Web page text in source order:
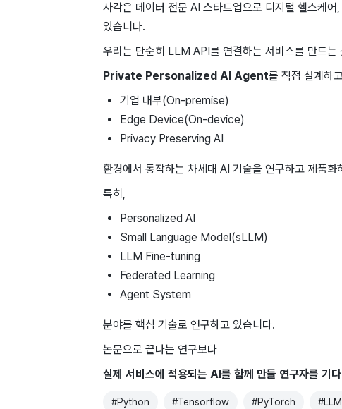
사각은 데이터 전문 AI 스타트업으로 디지털 헬스케어
있습니다.
우리는 단순히 LLM API를 연결하는 서비스를 만드는
Private Personalized AI Agent를 직접 설계하
기업 내부(On-premise)
Edge Device(On-device)
Privacy Preserving AI
환경에서 동작하는 차세대 AI 기술을 연구하고 제품화
특히,
Personalized AI
Small Language Model(sLLM)
LLM Fine-tuning
Federated Learning
Agent System
분야를 핵심 기술로 연구하고 있습니다.
논문으로 끝나는 연구보다
실제 서비스에 적용되는 AI를 함께 만들 연구자를 기
#Python #Tensorflow #PyTorch #LLM